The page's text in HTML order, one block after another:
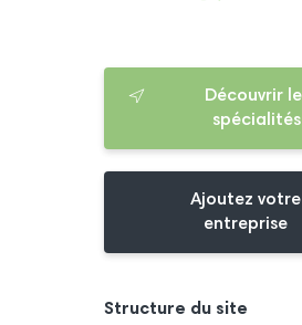
Découvrir
spécialités
Ajoutez votre
entreprise
Structure du site